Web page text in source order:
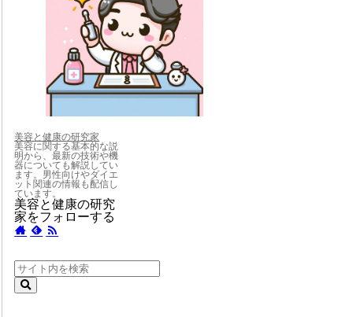
美容と健康の研究家
美容に関する基本的な説
明から、最新の技術や機
器についても解説してい
ます。男性向けやダイエ
ット関連の情報も配信し
ています。
美容と健康の研究
家をフォローする